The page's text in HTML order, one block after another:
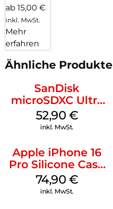
ab 15,00 €
inkl. MwSt.
Mehr
erfahren
Ähnliche Produkte
SanDisk
microSDXC Ultra
128 GB + Adapter
Mobile
52,90 €
inkl. MwSt.
Apple iPhone 16
Pro Silicone Case
MagSafe Black
74,90 €
inkl. MwSt.